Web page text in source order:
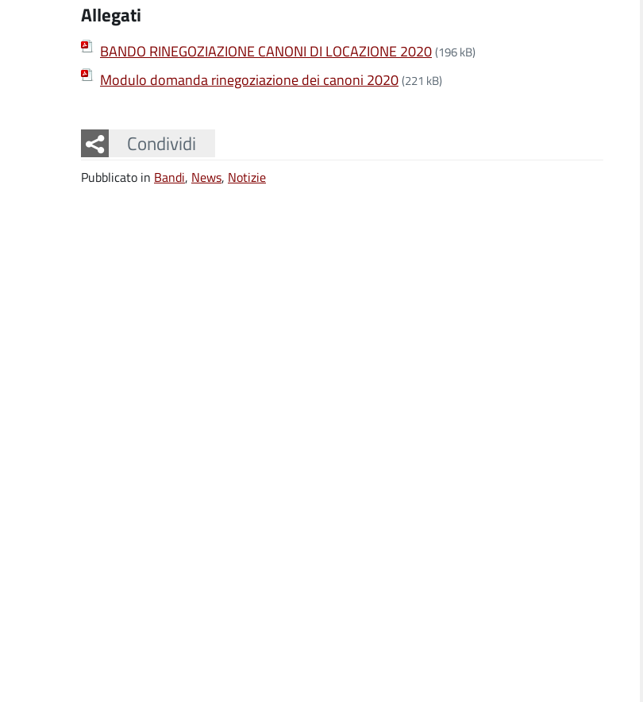
Allegati
BANDO RINEGOZIAZIONE CANONI DI LOCAZIONE 2020(196 kB)
Modulo domanda rinegoziazione dei canoni 2020(221 kB)
Condividi
Facebook
Twitter
Whatsapp
Pubblicato in Bandi, News, Notizie